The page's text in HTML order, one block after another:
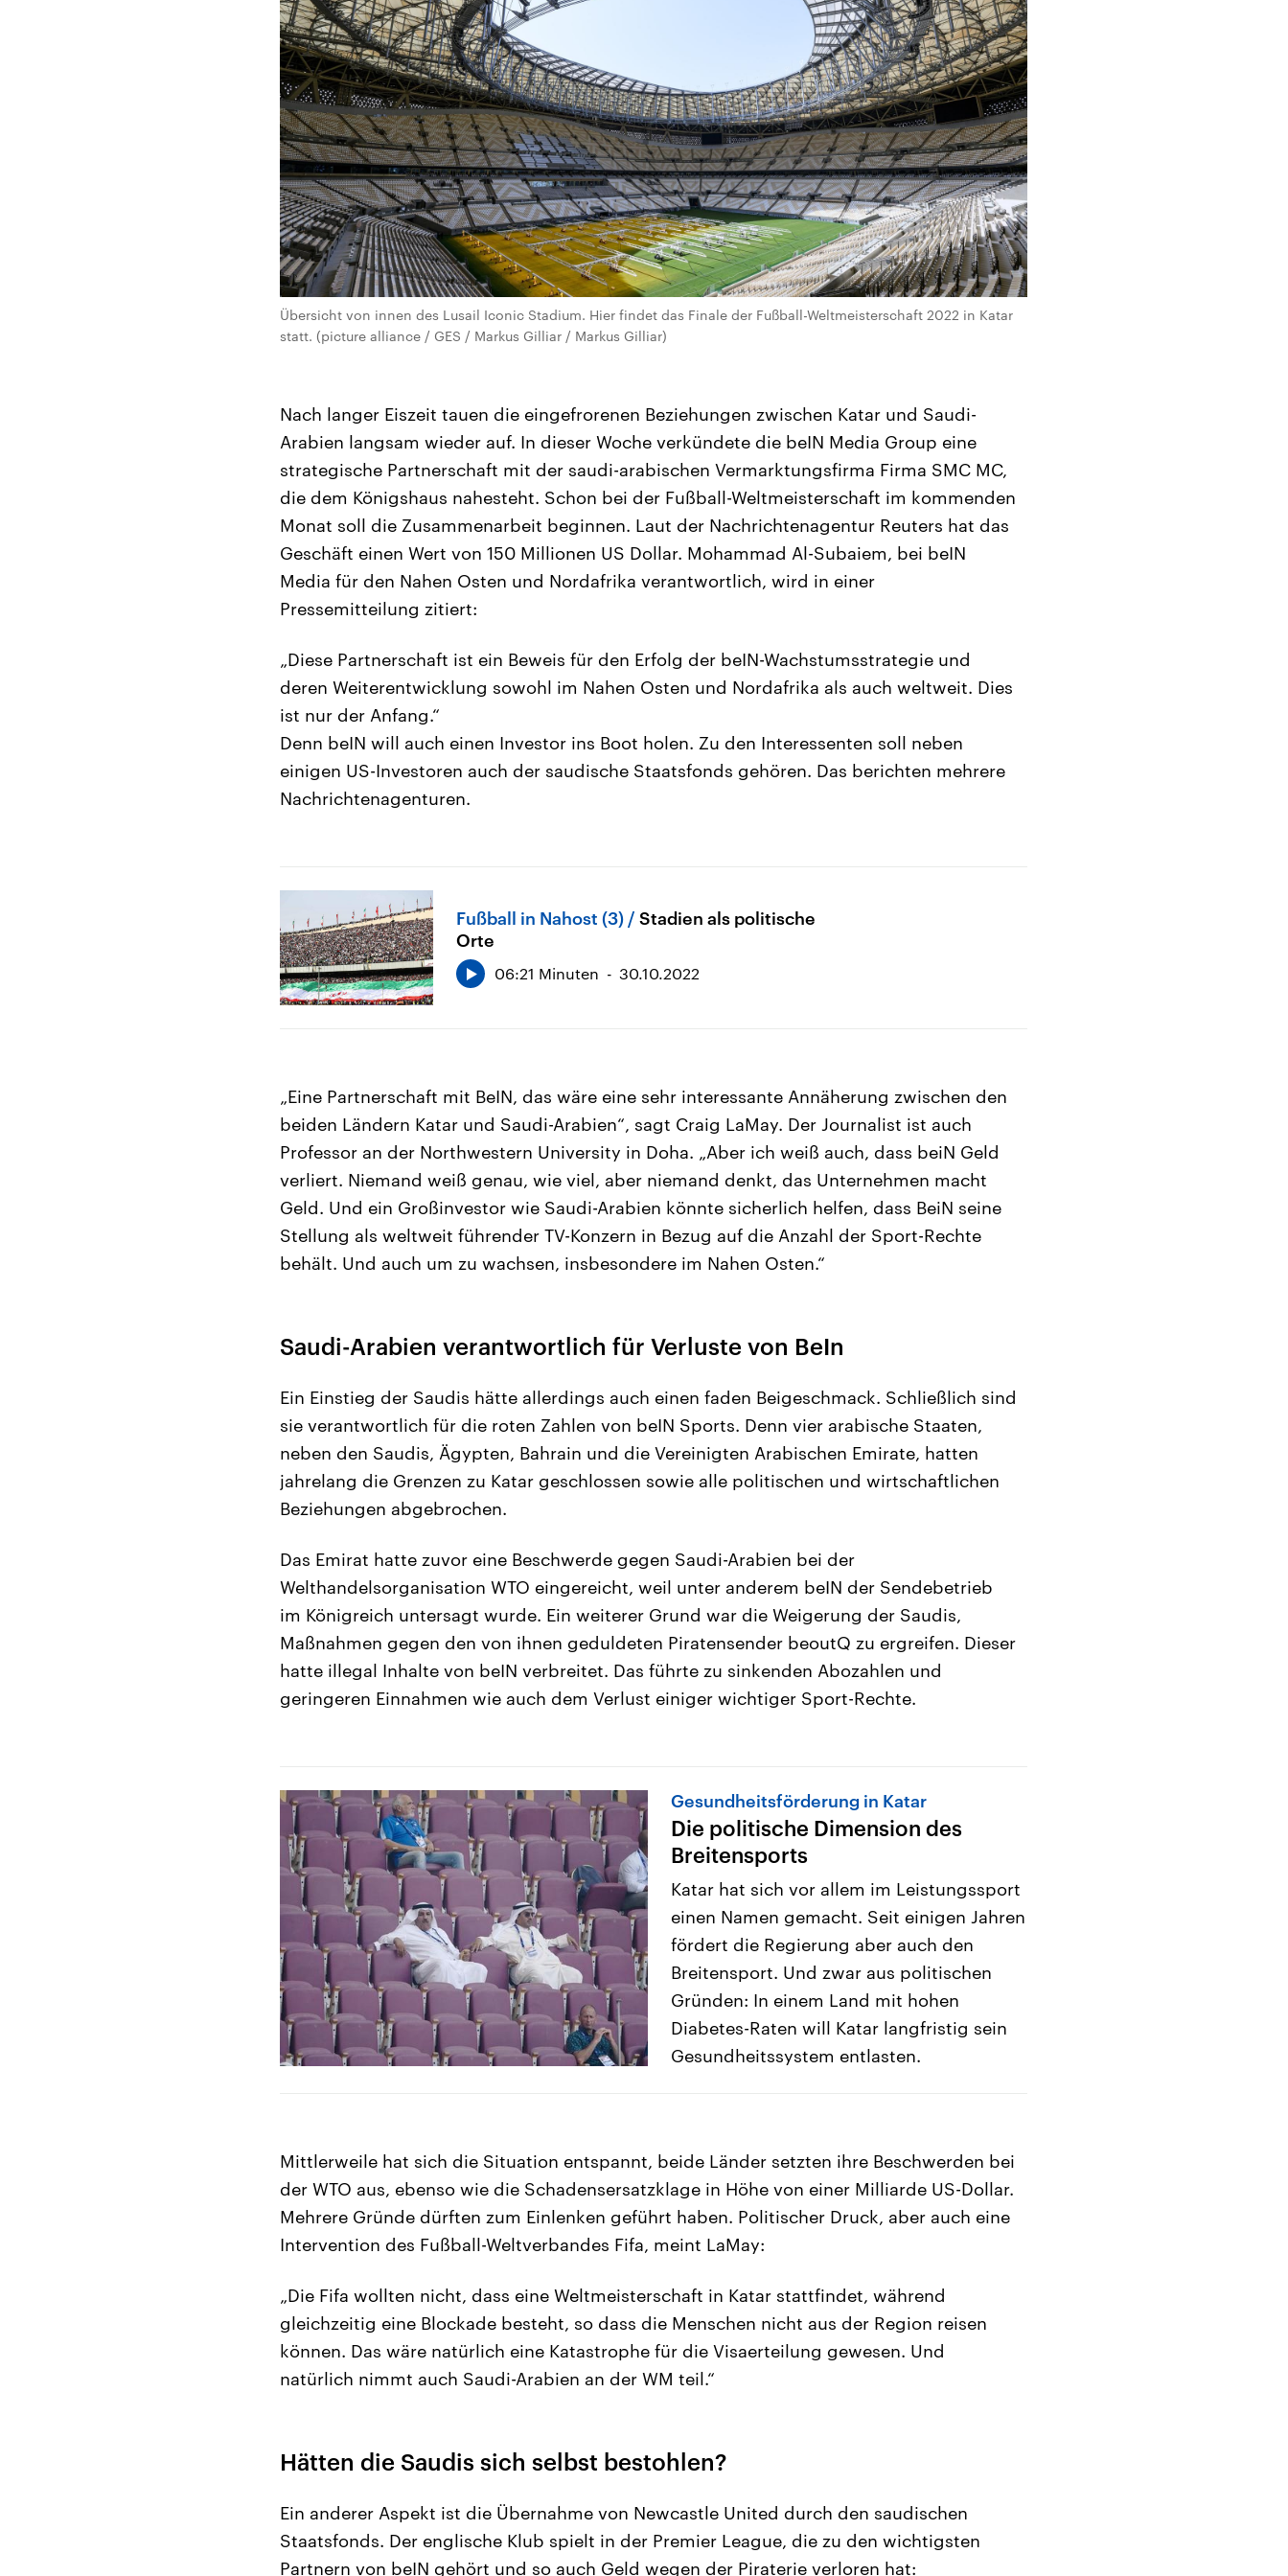
Übersicht von innen des Lusail Iconic Stadium. Hier findet das Finale der Fußball-Weltmeisterschaft 2022 in Katar
statt. (picture alliance / GES / Markus Gilliar / Markus Gilliar)
Nach langer Eiszeit tauen die eingefrorenen Beziehungen zwischen Katar und Saudi-
Arabien langsam wieder auf. In dieser Woche verkündete die beIN Media Group eine
strategische Partnerschaft mit der saudi-arabischen Vermarktungsfirma Firma SMC MC,
die dem Königshaus nahesteht. Schon bei der Fußball-Weltmeisterschaft im kommenden
Monat soll die Zusammenarbeit beginnen. Laut der Nachrichtenagentur Reuters hat das
Geschäft einen Wert von 150 Millionen US Dollar. Mohammad Al-Subaiem, bei beIN
Media für den Nahen Osten und Nordafrika verantwortlich, wird in einer
Pressemitteilung zitiert:
„Diese Partnerschaft ist ein Beweis für den Erfolg der beIN-Wachstumsstrategie und
deren Weiterentwicklung sowohl im Nahen Osten und Nordafrika als auch weltweit. Dies
ist nur der Anfang.“
Denn beIN will auch einen Investor ins Boot holen. Zu den Interessenten soll neben
einigen US-Investoren auch der saudische Staatsfonds gehören. Das berichten mehrere
Nachrichtenagenturen.
Fußball in Nahost (3)
Stadien als politische
Orte
06:21 Minuten 30.10.2022
„Eine Partnerschaft mit BeIN, das wäre eine sehr interessante Annäherung zwischen den
beiden Ländern Katar und Saudi-Arabien“, sagt Craig LaMay. Der Journalist ist auch
Professor an der Northwestern University in Doha. „Aber ich weiß auch, dass beiN Geld
verliert. Niemand weiß genau, wie viel, aber niemand denkt, das Unternehmen macht
Geld. Und ein Großinvestor wie Saudi-Arabien könnte sicherlich helfen, dass BeiN seine
Stellung als weltweit führender TV-Konzern in Bezug auf die Anzahl der Sport-Rechte
behält. Und auch um zu wachsen, insbesondere im Nahen Osten.“
Saudi-Arabien verantwortlich für Verluste von BeIn
Ein Einstieg der Saudis hätte allerdings auch einen faden Beigeschmack. Schließlich sind
sie verantwortlich für die roten Zahlen von beIN Sports. Denn vier arabische Staaten,
neben den Saudis, Ägypten, Bahrain und die Vereinigten Arabischen Emirate, hatten
jahrelang die Grenzen zu Katar geschlossen sowie alle politischen und wirtschaftlichen
Beziehungen abgebrochen.
Das Emirat hatte zuvor eine Beschwerde gegen Saudi-Arabien bei der
Welthandelsorganisation WTO eingereicht, weil unter anderem beIN der Sendebetrieb
im Königreich untersagt wurde. Ein weiterer Grund war die Weigerung der Saudis,
Maßnahmen gegen den von ihnen geduldeten Piratensender beoutQ zu ergreifen. Dieser
hatte illegal Inhalte von beIN verbreitet. Das führte zu sinkenden Abozahlen und
geringeren Einnahmen wie auch dem Verlust einiger wichtiger Sport-Rechte.
Gesundheitsförderung in Katar
Die politische Dimension des
Breitensports
Katar hat sich vor allem im Leistungssport
einen Namen gemacht. Seit einigen Jahren
fördert die Regierung aber auch den
Breitensport. Und zwar aus politischen
Gründen: In einem Land mit hohen
Diabetes-Raten will Katar langfristig sein
Gesundheitssystem entlasten.
Mittlerweile hat sich die Situation entspannt, beide Länder setzten ihre Beschwerden bei
der WTO aus, ebenso wie die Schadensersatzklage in Höhe von einer Milliarde US-Dollar.
Mehrere Gründe dürften zum Einlenken geführt haben. Politischer Druck, aber auch eine
Intervention des Fußball-Weltverbandes Fifa, meint LaMay:
„Die Fifa wollten nicht, dass eine Weltmeisterschaft in Katar stattfindet, während
gleichzeitig eine Blockade besteht, so dass die Menschen nicht aus der Region reisen
können. Das wäre natürlich eine Katastrophe für die Visaerteilung gewesen. Und
natürlich nimmt auch Saudi-Arabien an der WM teil.“
Hätten die Saudis sich selbst bestohlen?
Ein anderer Aspekt ist die Übernahme von Newcastle United durch den saudischen
Staatsfonds. Der englische Klub spielt in der Premier League, die zu den wichtigsten
Partnern von beIN gehört und so auch Geld wegen der Piraterie verloren hat: